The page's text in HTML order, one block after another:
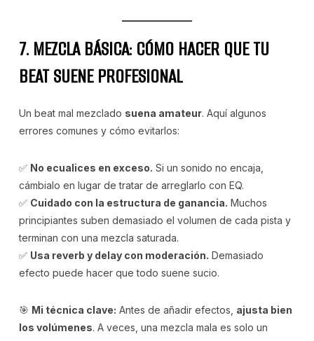
7. MEZCLA BÁSICA: CÓMO HACER QUE TU
BEAT SUENE PROFESIONAL
Un beat mal mezclado suena amateur. Aquí algunos
errores comunes y cómo evitarlos:
✅ No ecualices en exceso. Si un sonido no encaja,
cámbialo en lugar de tratar de arreglarlo con EQ.
✅ Cuidado con la estructura de ganancia. Muchos
principiantes suben demasiado el volumen de cada pista y
terminan con una mezcla saturada.
✅ Usa reverb y delay con moderación. Demasiado
efecto puede hacer que todo suene sucio.
🎯 Mi técnica clave: Antes de añadir efectos, ajusta bien
los volúmenes. A veces, una mezcla mala es solo un